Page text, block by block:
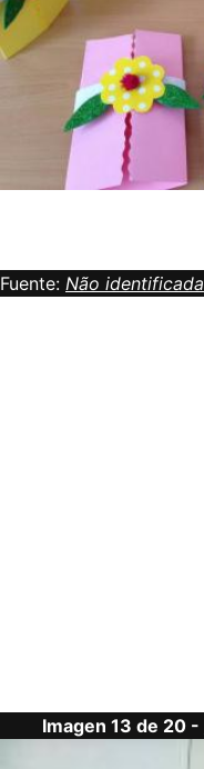
Fuente: Não identificada
Imagen 13 de 20 -